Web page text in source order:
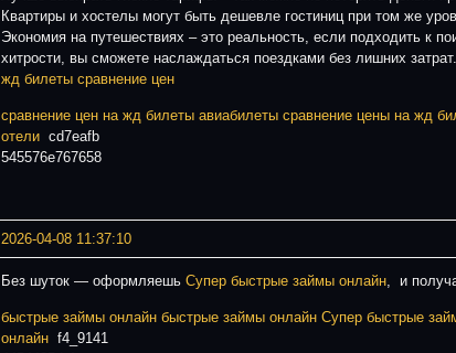
Квартиры и хостелы могут быть дешевле гостиниц при том же
Экономия на путешествиях – это реальность, если подходить к
хитрости, вы сможете наслаждаться поездками без лишних
жд билеты сравнение цен
сравнение цен на жд билеты авиабилеты сравнение цены на жд
отели cd7eafb
545576e767658
2026-04-08 11:37:10
Без шуток — оформляешь Супер быстрые займы онлайн , и
быстрые займы онлайн быстрые займы онлайн Супер быстрые
онлайн f4_9141